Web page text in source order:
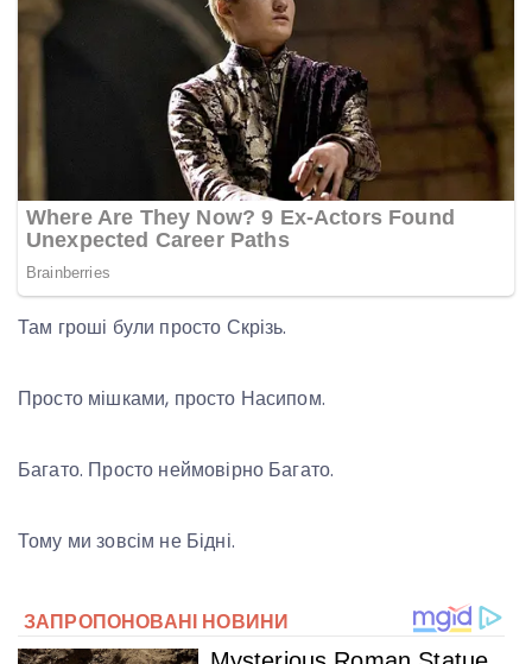
Там гроші були просто Скрізь.
Просто мішками, просто Насипом.
Багато. Просто неймовірно Багато.
Тому ми зовсім не Бідні.